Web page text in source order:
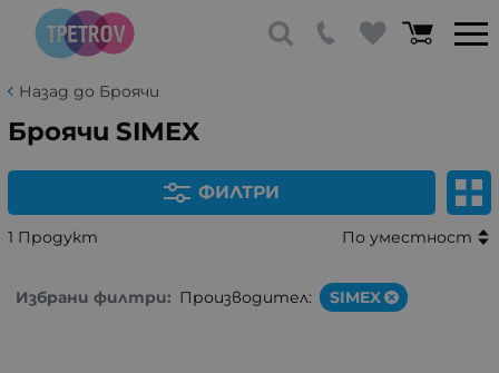
Назад до Броячи
Броячи SIMEX
ФИЛТРИ
1 Продукт По уместност
Избрани филтри: Производител: SIMEX